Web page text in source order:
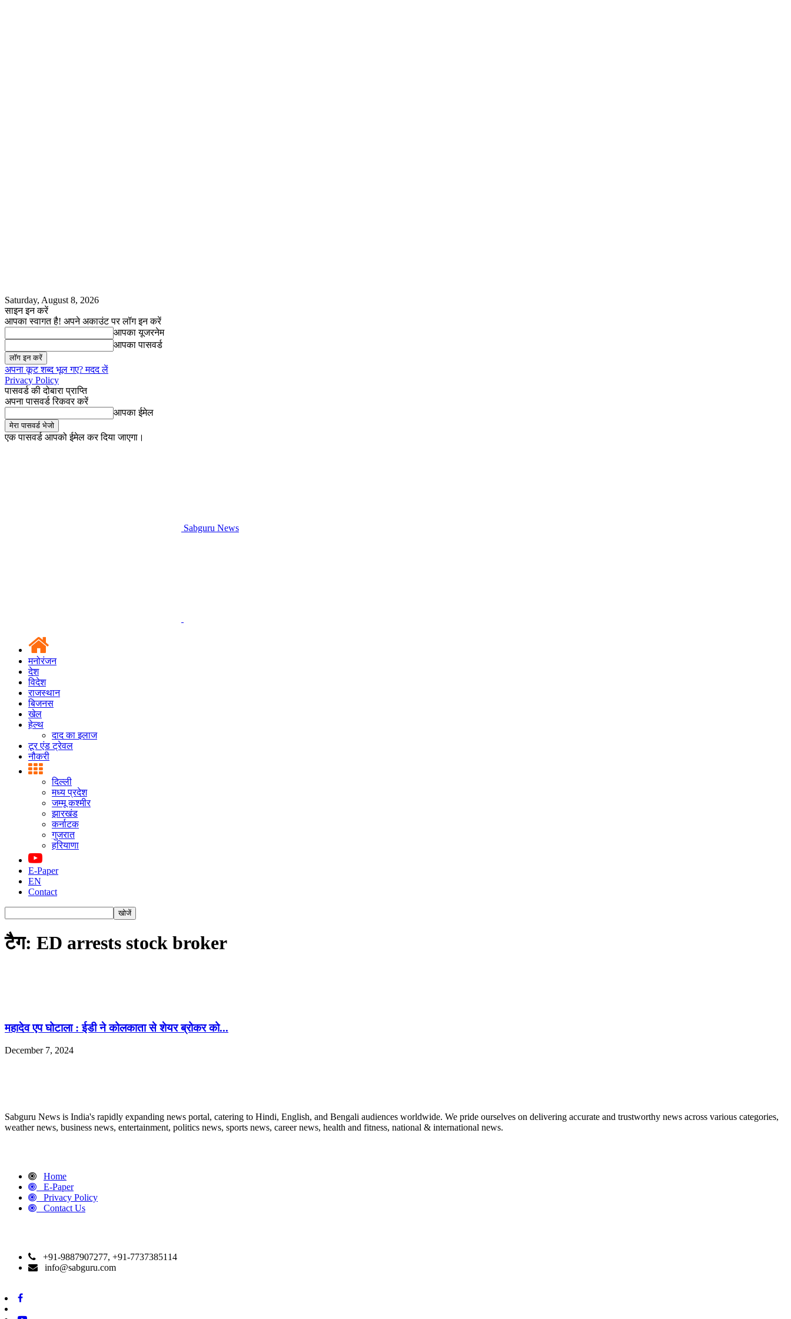
Saturday, August 8, 2026
साइन इन करें
आपका स्वागत है! अपने अकाउंट पर लॉग इन करें
आपका यूजरनेम
आपका पासवर्ड
अपना कूट शब्द भूल गए? मदद लें
Privacy Policy
पासवर्ड की दोबारा प्राप्ति
अपना पासवर्ड रिकवर करें
आपका ईमेल
एक पासवर्ड आपको ईमेल कर दिया जाएगा।
Sabguru News
मनोरंजन
देश
विदेश
राजस्थान
बिजनस
खेल
हेल्थ
दाद का इलाज
टूर एंड ट्रेवल
नौकरी
दिल्ली
मध्य प्रदेश
जम्मू कश्मीर
झारखंड
कर्नाटक
गुजरात
हरियाणा
E-Paper
EN
Contact
टैग: ED arrests stock broker
महादेव एप घोटाला : ईडी ने कोलकाता से शेयर ब्रोकर को...
December 7, 2024
Sabguru News is India's rapidly expanding news portal, catering to Hindi, English, and Bengali audiences worldwide. We pride ourselves on delivering accurate and trustworthy news across various categories,
weather news, business news, entertainment, politics news, sports news, career news, health and fitness, national & international news.
Home
E-Paper
Privacy Policy
Contact Us
+91-9887907277, +91-7737385114
info@sabguru.com